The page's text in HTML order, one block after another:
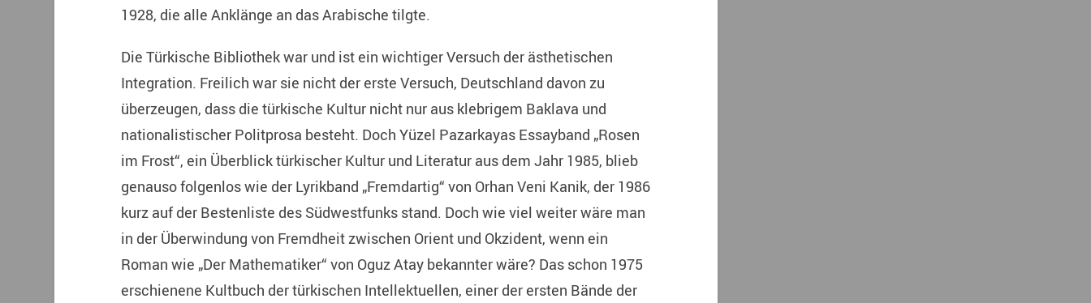
1928, die alle Anklänge an das Arabische tilgte.
Die Türkische Bibliothek war und ist ein wichtiger Versuch der ästhetischen
Integration. Freilich war sie nicht der erste Versuch, Deutschland davon zu
überzeugen, dass die türkische Kultur nicht nur aus klebrigem Baklava und
nationalistischer Politprosa besteht. Doch Yüzel Pazarkayas Essayband „Rosen
im Frost“, ein Überblick türkischer Kultur und Literatur aus dem Jahr 1985, blieb
genauso folgenlos wie der Lyrikband „Fremdartig“ von Orhan Veni Kanik, der 1986
kurz auf der Bestenliste des Südwestfunks stand. Doch wie viel weiter wäre man
in der Überwindung von Fremdheit zwischen Orient und Okzident, wenn ein
Roman wie „Der Mathematiker“ von Oguz Atay bekannter wäre? Das schon 1975
erschienene Kultbuch der türkischen Intellektuellen, einer der ersten Bände der